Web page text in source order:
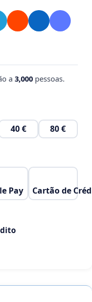
condenar os
sejam
para coagir,
no exercício
prerrogativas
posteriormente
a 3,000 pessoas.
40 € 80 €
Pay Cartão de